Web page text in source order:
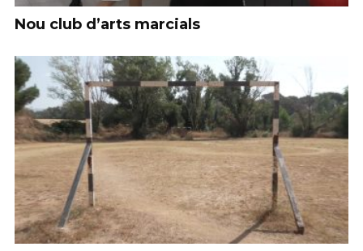
Nou club d’arts marcials